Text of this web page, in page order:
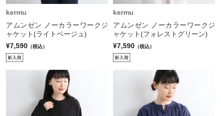
kermu
アムンゼン ノーカラーワークジ
ャケット(ライトベージュ)
¥7,590 （税込）
kermu
アムンゼン ノーカラーワークジ
ャケット(フォレストグリーン)
¥7,590 （税込）